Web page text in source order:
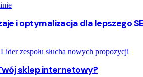
i optymalizacja dla lepszego
sklep internetowy?